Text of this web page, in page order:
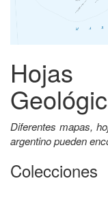
Hojas
Diferentes mapas,
argentino pueden
Colecciones